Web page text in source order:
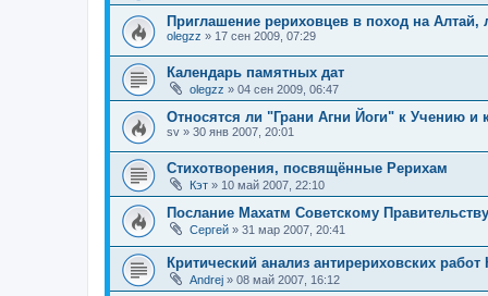
Приглашение рериховцев в поход на Алтай,
olegzz » 17 сен 2009, 07:29
Календарь памятных дат
olegzz » 04 сен 2009, 06:47
Относятся ли "Грани Агни Йоги" к Учению и
sv » 30 янв 2007, 20:01
Стихотворения, посвящённые Рерихам
Кэт » 10 май 2007, 22:10
Послание Махатм Советскому Правительству
Сергей » 31 мар 2007, 20:41
Критический анализ антирериховских работ
Andrej » 08 май 2007, 16:12